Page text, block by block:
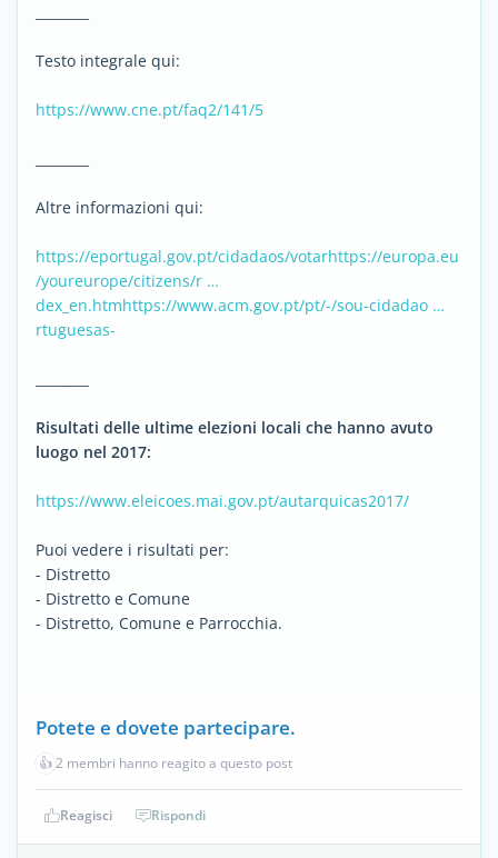
Testo integrale qui:
https://www.cne.pt/faq2/141/5
Altre informazioni qui:
https://eportugal.gov.pt/cidadaos/votarhttps://europa.eu
/youreurope/citizens/r …
dex_en.htmhttps://www.acm.gov.pt/pt/-/sou-cidadao …
rtuguesas-
Risultati delle ultime elezioni locali che hanno avuto
luogo nel 2017:
https://www.eleicoes.mai.gov.pt/autarquicas2017/
Puoi vedere i risultati per:
- Distretto
- Distretto e Comune
- Distretto, Comune e Parrocchia.
Potete e dovete partecipare.
👍2 membri hanno reagito a questo post
Reagisci Rispondi